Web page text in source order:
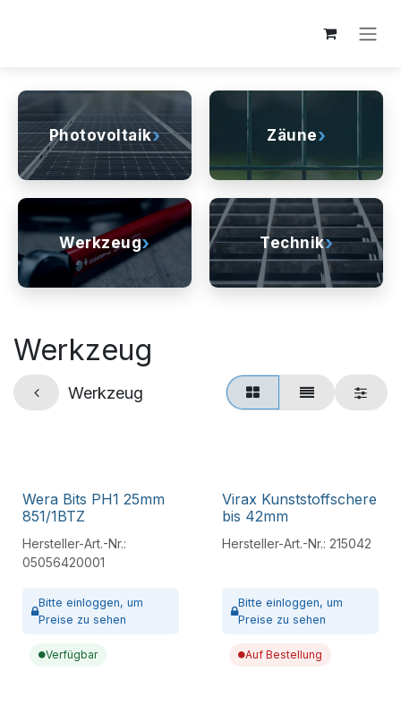
Photovoltaik› Zäune›
Werkzeug› Technik›
Werkzeug
Werkzeug
Wera Bits PH1 25mm
851/1BTZ
Hersteller-Art.-Nr.:
05056420001
Bitte einloggen, um
Preise zu sehen
Verfügbar
Virax Kunststoffschere
bis 42mm
Hersteller-Art.-Nr.: 215042
Bitte einloggen, um
Preise zu sehen
Auf Bestellung